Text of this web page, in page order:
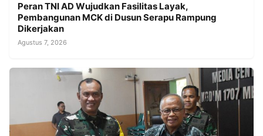
Peran TNI AD Wujudkan Fasilitas Layak,
Pembangunan MCK di Dusun Serapu Rampung
Dikerjakan
Agustus 7, 2026